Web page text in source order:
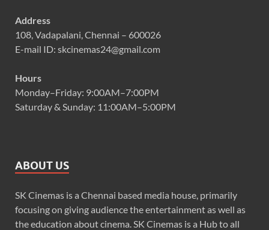
Address
108, Vadapalani, Chennai – 600026
E-mail ID: skcinemas24@gmail.com
Hours
Monday–Friday: 9:00AM–7:00PM
Saturday & Sunday: 11:00AM–5:00PM
ABOUT US
SK Cinemas is a Chennai based media house, primarily
focusing on giving audience the entertainment as well as
the education about cinema. SK Cinemas is a Hub to all